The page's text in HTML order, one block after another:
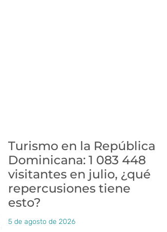
Turismo en la República
Dominicana: 1 083 448
visitantes en julio, ¿qué
repercusiones tiene
esto?
5 de agosto de 2026